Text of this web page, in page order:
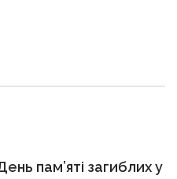
пам’яті загиблих у